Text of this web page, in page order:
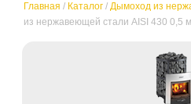
Главная / Каталог / Дымоход из
из нержавеющей стали AISI 430 0,5